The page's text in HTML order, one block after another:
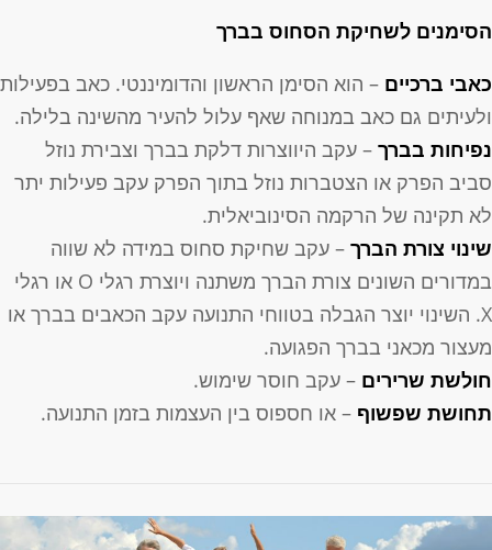
הסימנים לשחיקת הסחוס בברך
כאבי ברכיים – הוא הסימן הראשון והדומיננטי. כאב בפעילות
ולעיתים גם כאב במנוחה שאף עלול להעיר מהשינה בלילה.
נפיחות בברך– עקב היווצרות דלקת בברך וצבירת נוזל
סביב הפרק או הצטברות נוזל בתוך הפרק עקב פעילות יתר
לא תקינה של הרקמה הסינוביאלית.
שינוי צורת הברך– עקב שחיקת סחוס במידה לא שווה
במדורים השונים צורת הברך משתנה ויוצרת רגלי O או רגלי
X. השינוי יוצר הגבלה בטווחי התנועה עקב הכאבים בברך או
מעצור מכאני בברך הפגועה.
חולשת שרירים – עקב חוסר שימוש.
תחושת שפשוף – או חספוס בין העצמות בזמן התנועה.